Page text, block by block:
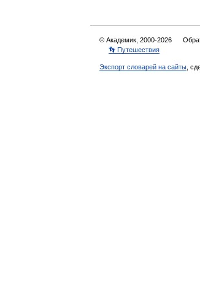
© Академик, 2000-2026
👣 Путешествия
Экспорт словарей на сайты ,